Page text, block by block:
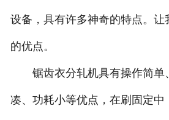
设备，具有许多神奇的特点。让
的优点。
锯齿衣分轧机具有操作简单
凑、功耗小等优点，在刷固定中